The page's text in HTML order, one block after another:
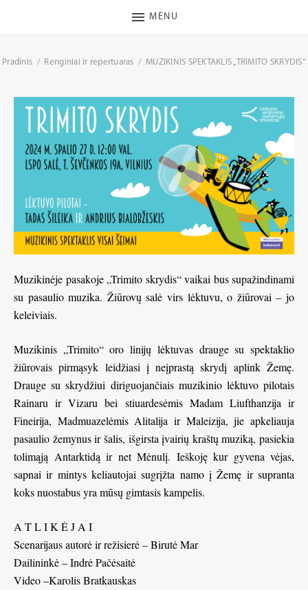
MENU
Pradinis Renginiai ir repertuaras MUZIKINIS SPEKTAKLIS „TRIMITO SKRYDIS“
Muzikinėje pasakoje „Trimito skrydis“ vaikai bus supažindinami
su pasaulio muzika. Žiūrovų salė virs lėktuvu, o žiūrovai – jo
keleiviais.
Muzikinis „Trimito“ oro linijų lėktuvas drauge su spektaklio
žiūrovais pirmąsyk leidžiasi į neįprastą skrydį aplink Žemę.
Drauge su skrydžiui diriguojančiais muzikinio lėktuvo pilotais
Rainaru ir Vizaru bei stiuardesėmis Madam Liufthanzija ir
Fineirija, Madmuazelėmis Alitalija ir Maleizija, jie apkeliauja
pasaulio žemynus ir šalis, išgirsta įvairių kraštų muziką, pasiekia
tolimąją Antarktidą ir net Mėnulį. Ieškoję kur gyvena vėjas,
sapnai ir mintys keliautojai sugrįžta namo į Žemę ir supranta
koks nuostabus yra mūsų gimtasis kampelis.
A T L I K Ė J A I
Scenarijaus autorė ir režisierė – Birutė Mar
Dailininkė – Indrė Pačėsaitė
Video –Karolis Bratkauskas